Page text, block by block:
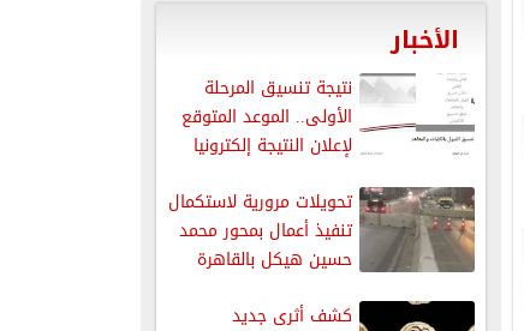
الأخبار
نتيجة تنسيق المرحلة
الأولى.. الموعد المتوقع
لإعلان النتيجة إلكترونيا
تحويلات مرورية لاستكمال
تنفيذ أعمال بمحور محمد
حسين هيكل بالقاهرة
كشف أثرى جديد